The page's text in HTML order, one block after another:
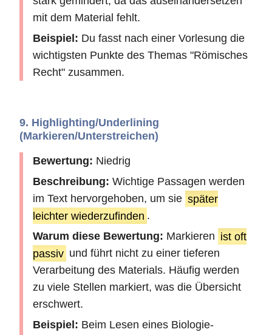
mit dem Material fehlt.
Beispiel: Du fasst nach einer Vorlesung die
wichtigsten Punkte des Themas "Römisches
Recht" zusammen.
9. Highlighting/Underlining
(Markieren/Unterstreichen)
Bewertung: Niedrig
Beschreibung: Wichtige Passagen werden
im Text hervorgehoben, um sie später
leichter wiederzufinden .
Warum diese Bewertung: Markieren ist oft
passiv und führt nicht zu einer tieferen
Verarbeitung des Materials. Häufig werden
zu viele Stellen markiert, was die Übersicht
erschwert.
Beispiel: Beim Lesen eines Biologie-